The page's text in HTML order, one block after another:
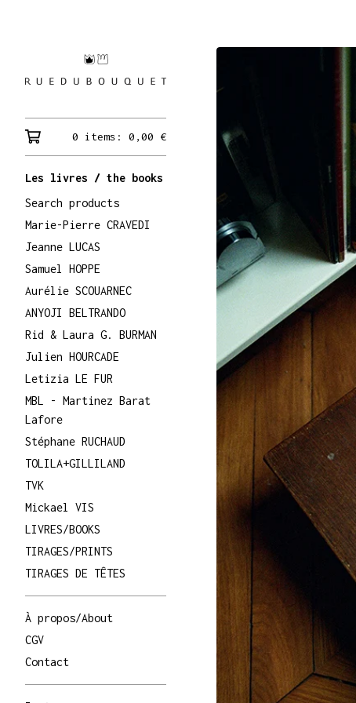
0 items: 0,00 €
Les livres / the books
Search products
Marie-Pierre CRAVEDI
Jeanne LUCAS
Samuel HOPPE
Aurélie SCOUARNEC
ANYOJI BELTRANDO
Rid & Laura G. BURMAN
Julien HOURCADE
Letizia LE FUR
MBL - Martinez Barat
Lafore
Stéphane RUCHAUD
TOLILA+GILLILAND
TVK
Mickael VIS
LIVRES/BOOKS
TIRAGES/PRINTS
TIRAGES DE TÊTES
À propos/About
CGV
Contact